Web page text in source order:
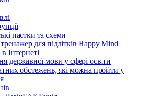
пастки та схеми
для підлітків Happy Mind
Інтернеті
державної мови у сфері освіти
обстежень, які можна пройти у